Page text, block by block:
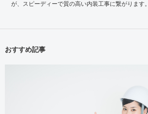
が、スピーディーで質の高い内装工事に繋がります。
おすすめ記事